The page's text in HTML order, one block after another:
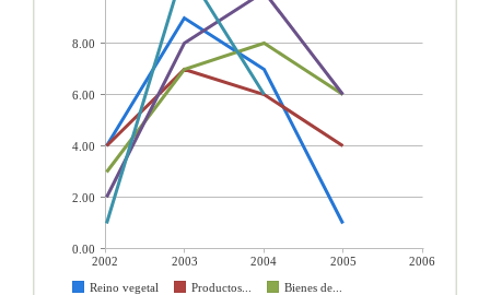
2002 2003 2004 2005
2006
Reino vegetal
Productos...
Bienes de...
8.00
6.00
4.00
2.00
0.00